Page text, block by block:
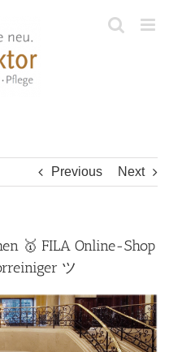
Previous Next
🥇 FILA Online-Shop
ツ